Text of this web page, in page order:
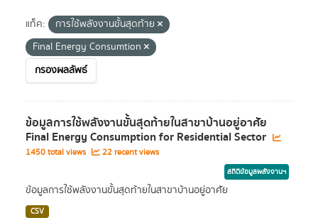
แท็ค:
การใช้พลังงานขั้นสุดท้าย
Final Energy Consumtion
กรองผลลัพธ์
ข้อมูลการใช้พลังงานขั้นสุดท้ายในสาขาบ้านอยู่อาศัย
Final Energy Consumption for Residential Sector
1450 total views 22 recent views
สถิติข้อมูลพลังงานฯ
ข้อมูลการใช้พลังงานขั้นสุดท้ายในสาขาบ้านอยู่อาศัย
CSV